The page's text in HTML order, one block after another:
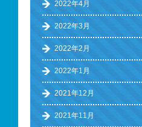
2022年4月
2022年3月
2022年2月
2022年1月
2021年12月
2021年11月